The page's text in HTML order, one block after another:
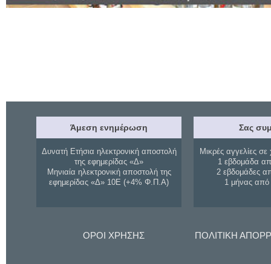
Άμεση ενημέρωση
Δυνατή Ετήσια ηλεκτρονική αποστολή
της εφημερίδας «Δ»
Μηνιαία ηλεκτρονική αποστολή της
εφημερίδας «Δ» 10Ε (+4% Φ.Π.Α)
Σας
Μικρές αγγελίες σε
1 εβδομάδα
2 εβδομάδες
1 μήνας
ΟΡΟΙ ΧΡΗΣΗΣ ΠΟΛΙΤΙΚΗ